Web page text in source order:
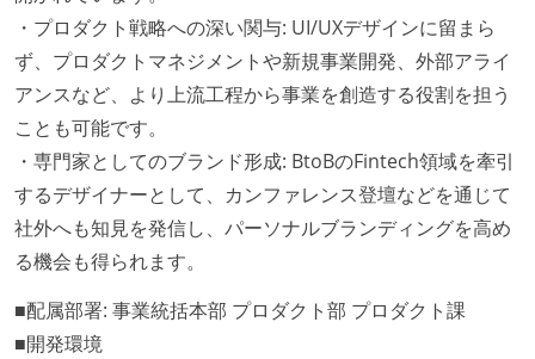
・プロダクト戦略への深い関与: UI/UXデザインに留まら
ず、プロダクトマネジメントや新規事業開発、外部アライ
アンスなど、より上流工程から事業を創造する役割を担う
ことも可能です。
・専門家としてのブランド形成: BtoBのFintech領域を牽引
するデザイナーとして、カンファレンス登壇などを通じて
社外へも知見を発信し、パーソナルブランディングを高め
る機会も得られます。
■配属部署: 事業統括本部 プロダクト部 プロダクト課
■開発環境